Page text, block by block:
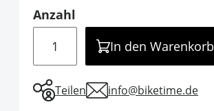
Anzahl
In den Warenkorb
Teilen info@biketime.de